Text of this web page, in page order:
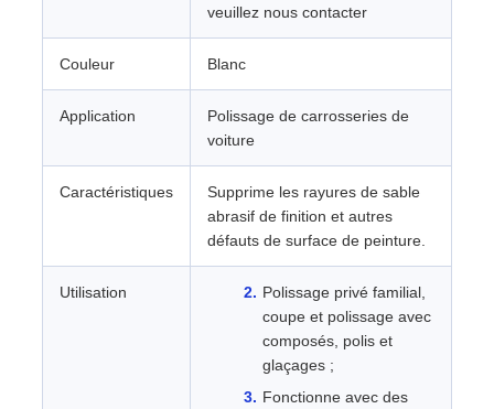
veuillez nous contacter
Couleur Blanc
Application
Polissage de carrosseries de
voiture
Caractéristiques
Supprime les rayures de sable
abrasif de finition et autres
défauts de surface de peinture.
Utilisation
Polissage privé familial,
coupe et polissage avec
composés, polis et
glaçages ;
Fonctionne avec des